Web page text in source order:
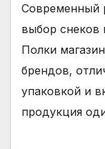
Современный
выбор снеков
Полки
брендов,
упаковкой и
продукция